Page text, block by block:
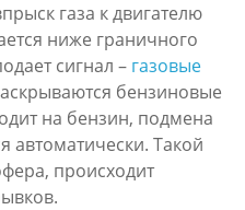
газа к двигателю
ниже граничного
сигнал – газовые
бензиновые
на бензин, подмена
автоматически. Такой
происходит